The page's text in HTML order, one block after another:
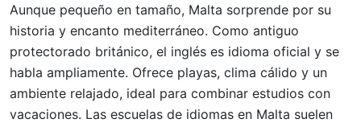
Aunque pequeño en tamaño, Malta sorprende por su
historia y encanto mediterráneo. Como antiguo
protectorado británico, el inglés es idioma oficial y se
habla ampliamente. Ofrece playas, clima cálido y un
ambiente relajado, ideal para combinar estudios con
vacaciones. Las escuelas de idiomas en Malta suelen